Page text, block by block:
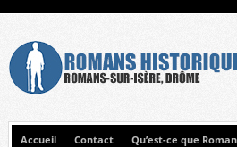
Accueil Contact Qu’est-ce que